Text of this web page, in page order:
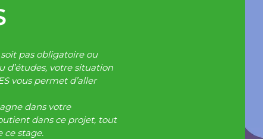
pas obligatoire ou
d’études, votre situation
vous permet d’aller
dans votre
dans ce projet, tout
ce stage.